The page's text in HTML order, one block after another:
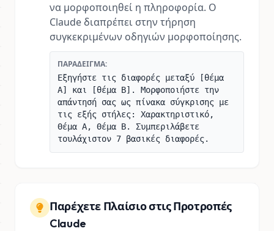
να μορφοποιηθεί η πληροφορία. Ο
Claude διαπρέπει στην τήρηση
συγκεκριμένων οδηγιών μορφοποίησης.
ΠΑΡΆΔΕΙΓΜΑ:
Εξηγήστε τις διαφορές μεταξύ [θέμα
A] και [θέμα B]. Μορφοποιήστε την
απάντησή σας ως πίνακα σύγκρισης με
τις εξής στήλες: Χαρακτηριστικό,
Θέμα A, Θέμα B. Συμπεριλάβετε
τουλάχιστον 7 βασικές διαφορές.
Παρέχετε Πλαίσιο στις Προτροπές
Claude